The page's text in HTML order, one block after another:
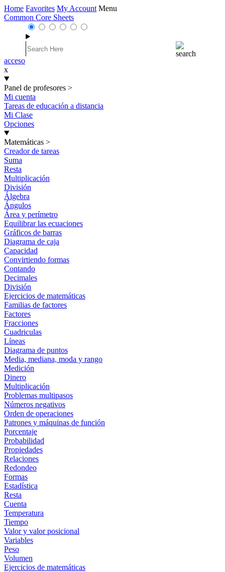
Home Favorites My Account Menu
Common Core Sheets
acceso
x
Panel de profesores >
Mi cuenta
Tareas de educación a distancia
Mi Clase
Opciones
Matemáticas >
Creador de tareas
Suma
Resta
Multiplicación
División
Álgebra
Ángulos
Área y perímetro
Equilibrar las ecuaciones
Gráficos de barras
Diagrama de caja
Capacidad
Convirtiendo formas
Contando
Decimales
División
Ejercicios de matemáticas
Familias de factores
Factores
Fracciones
Cuadriculas
Líneas
Diagrama de puntos
Media, mediana, moda y rango
Medición
Dinero
Multiplicación
Problemas multipasos
Números negativos
Orden de operaciones
Patrones y máquinas de función
Porcentaje
Probabilidad
Propiedades
Relaciones
Redondeo
Formas
Estadística
Resta
Cuenta
Temperatura
Tiempo
Valor y valor posicional
Variables
Peso
Volumen
Ejercicios de matemáticas